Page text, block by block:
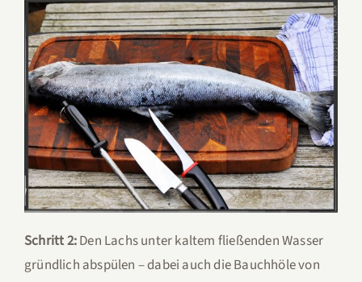
Schritt 2:Den Lachs unter kaltem fließenden Wasser
gründlich abspülen – dabei auch die Bauchhöle von